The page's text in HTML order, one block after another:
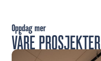
VÅRE PROSJEKTER
Oppdag mer